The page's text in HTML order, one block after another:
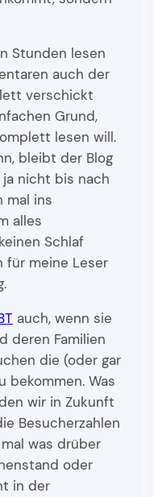
Stunden lesen
auch der
verschickt
Grund,
lesen will.
bleibt der Blog
nicht bis nach
mal ins
alles
Schlaf
für meine Leser
auch, wenn sie
deren Familien
die (oder gar
bekommen. Was
wir in Zukunft
Besucherzahlen
was drüber
oder
in der